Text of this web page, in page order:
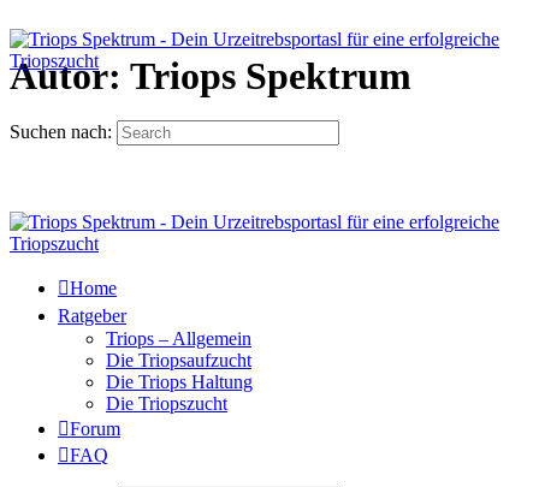
Suchen nach:
Home
Ratgeber
Triops – Allgemein
Die Triopsaufzucht
Die Triops Haltung
Die Triopszucht
Forum
FAQ
Autor: Triops Spektrum